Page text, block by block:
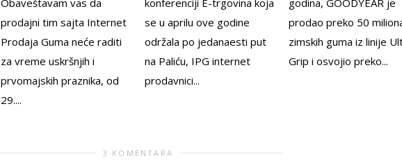
prodajni tim sajta Internet
Prodaja Guma neće raditi
za vreme uskršnjih i
prvomajskih praznika, od
29....
se u aprilu ove godine
održala po jedanaesti put
na Paliću, IPG internet
prodavnici...
prodao preko 50
zimskih guma iz linije
Grip i osvojio preko...
3 KOMENTARA